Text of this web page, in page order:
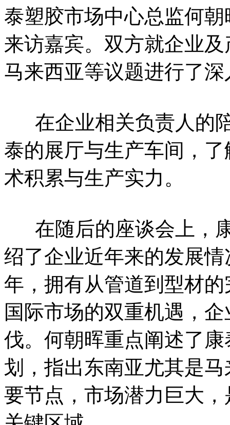
泰塑胶市场中心总监何
来访嘉宾。双方就企业
马来西亚等议题进行了
在企业相关负责人的
泰的展厅与生产车间，
术积累与生产实力。
在随后的座谈会上，
绍了企业近年来的发展
年，拥有从管道到型材
国际市场的双重机遇，
伐。何朝晖重点阐述了
划，指出东南亚尤其是
要节点，市场潜力巨大